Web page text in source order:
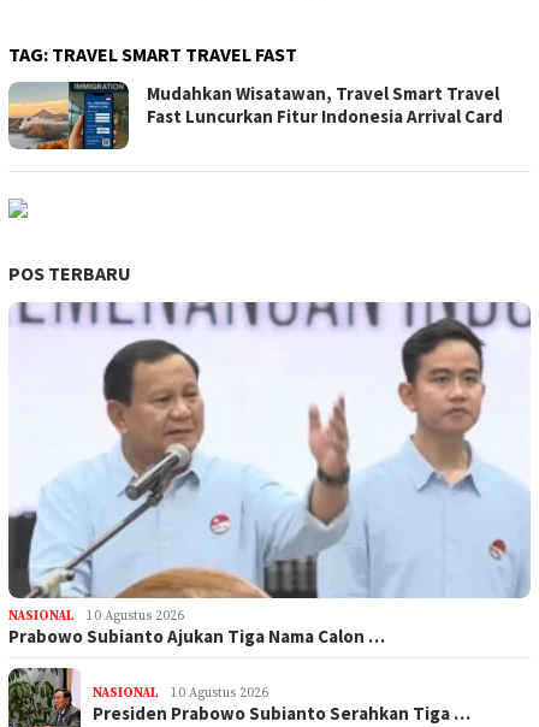
TAG: TRAVEL SMART TRAVEL FAST
Mudahkan Wisatawan, Travel Smart Travel
Fast Luncurkan Fitur Indonesia Arrival Card
POS TERBARU
NASIONAL 10 Agustus 2026
Prabowo Subianto Ajukan Tiga Nama Calon …
NASIONAL 10 Agustus 2026
Presiden Prabowo Subianto Serahkan Tiga …